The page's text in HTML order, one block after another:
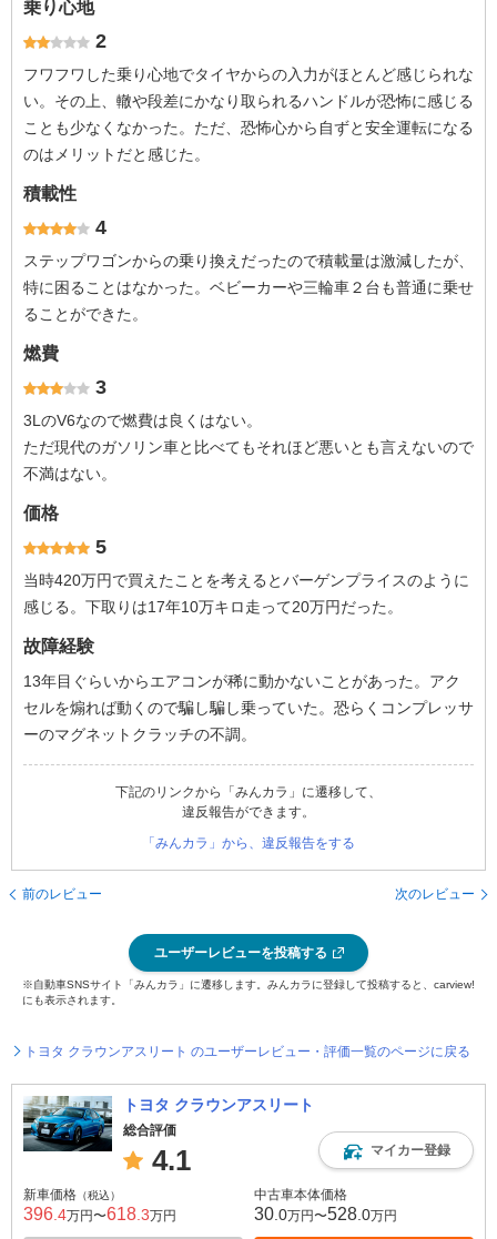
乗り心地
2
フワフワした乗り心地でタイヤからの入力がほとんど感じられな
い。その上、轍や段差にかなり取られるハンドルが恐怖に感じる
ことも少なくなかった。ただ、恐怖心から自ずと安全運転になる
のはメリットだと感じた。
積載性
4
ステップワゴンからの乗り換えだったので積載量は激減したが、
特に困ることはなかった。ベビーカーや三輪車２台も普通に乗せ
ることができた。
燃費
3
3LのV6なので燃費は良くはない。
ただ現代のガソリン車と比べてもそれほど悪いとも言えないので
不満はない。
価格
5
当時420万円で買えたことを考えるとバーゲンプライスのように
感じる。下取りは17年10万キロ走って20万円だった。
故障経験
13年目ぐらいからエアコンが稀に動かないことがあった。アク
セルを煽れば動くので騙し騙し乗っていた。恐らくコンプレッサ
ーのマグネットクラッチの不調。
下記のリンクから「みんカラ」に遷移して、
違反報告ができます。
「みんカラ」から、違反報告をする
前のレビュー 次のレビュー
ユーザーレビューを投稿する
※自動車SNSサイト「みんカラ」に遷移します。みんカラに登録して投稿すると、carview!
にも表示されます。
トヨタ クラウンアスリート のユーザーレビュー・評価一覧のページに戻る
トヨタ クラウンアスリート
総合評価
4.1 マイカー登録
新車価格 （税込）
396 .4万円〜618 .3万円
中古車本体価格
30 .0万円〜528 .0万円